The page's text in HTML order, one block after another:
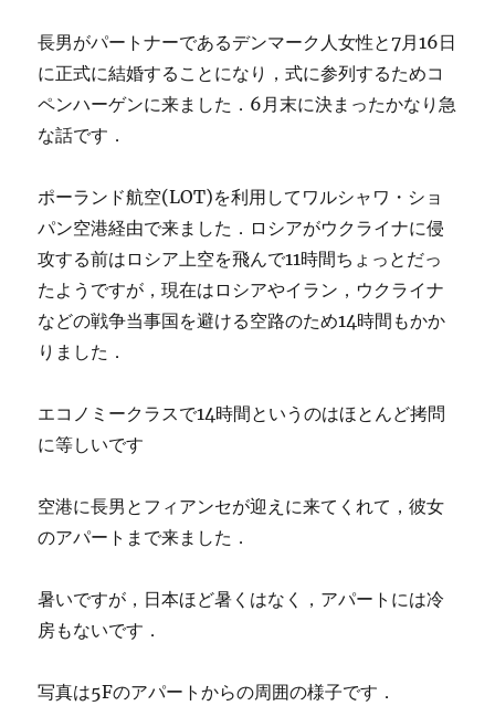
長男がパートナーであるデンマーク人女性と7月16日
に正式に結婚することになり，式に参列するためコ
ペンハーゲンに来ました．6月末に決まったかなり急
な話です．
ポーランド航空(LOT)を利用してワルシャワ・ショ
パン空港経由で来ました．ロシアがウクライナに侵
攻する前はロシア上空を飛んで11時間ちょっとだっ
たようですが，現在はロシアやイラン，ウクライナ
などの戦争当事国を避ける空路のため14時間もかか
りました．
エコノミークラスで14時間というのはほとんど拷問
に等しいです
空港に長男とフィアンセが迎えに来てくれて，彼女
のアパートまで来ました．
暑いですが，日本ほど暑くはなく，アパートには冷
房もないです．
写真は5Fのアパートからの周囲の様子です．